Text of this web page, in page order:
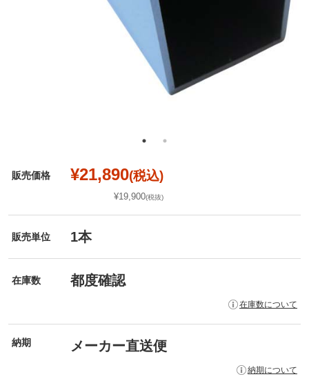
販売価格 ¥21,890(税込)
¥19,900(税抜)
販売単位 1本
在庫数 都度確認
在庫数について
納期 メーカー直送便
納期について